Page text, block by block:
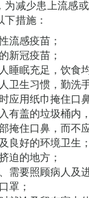
为减少患上流感
措施：
流感疫苗；
新冠疫苗；
睡眠充足，饮食
卫生习惯，勤洗
应用纸巾掩住口
有盖的垃圾桶内
掩住口鼻，而不
良好的环境卫生；
迫的地方；
需要照顾病人及
罩；